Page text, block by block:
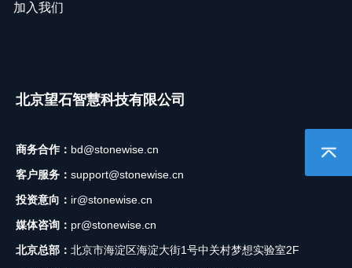
加入我们
北京望石智慧科技有限公司
商务合作： bd@stonewise.cn
客户服务： support@stonewise.cn
投资意向： ir@stonewise.cn
媒体咨询： pr@stonewise.cn
北京总部： 北京市海淀区海淀大街1号中关村梦想实验室2F
返回